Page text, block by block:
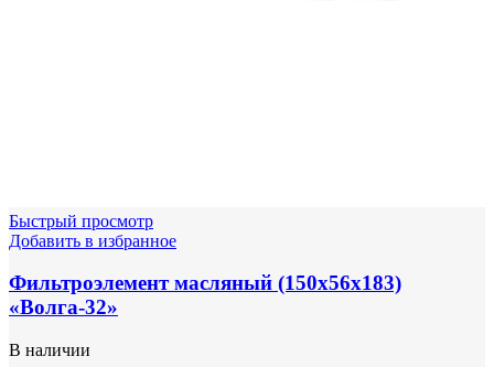
Быстрый просмотр
Добавить в избранное
Фильтроэлемент масляный (150х56х183)
«Волга-32»
В наличии